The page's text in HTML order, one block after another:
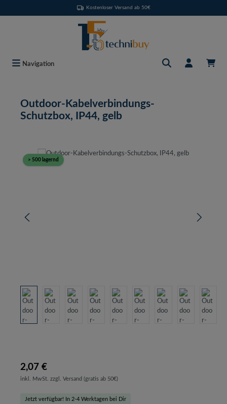
Kostenloser Versand ab 50€
Navigation
Outdoor-Kabelverbindungs-
Schutzbox, IP44, gelb
Bildergalerie überspringen
> 500 lagernd
2,07 €
inkl. MwSt. zzgl. Versand (gratis ab 50€)
Jetzt verfügbar! In 2-4 Werktagen bei Dir